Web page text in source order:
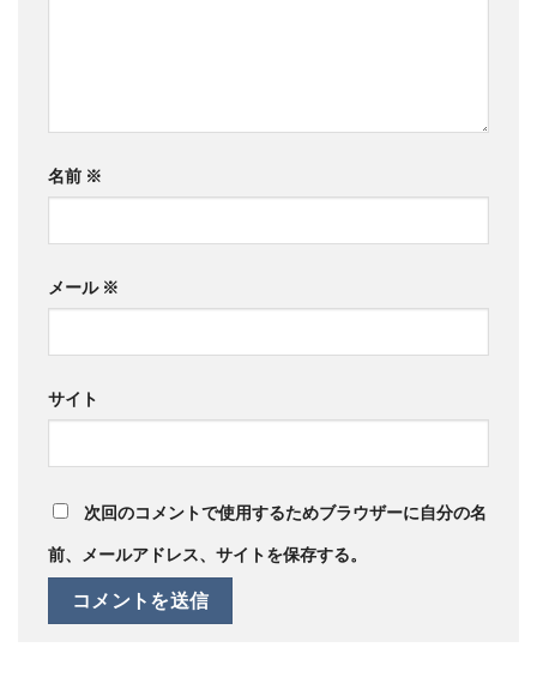
名前 ※
メール ※
サイト
次回のコメントで使用するためブラウザーに自分の名
前、メールアドレス、サイトを保存する。